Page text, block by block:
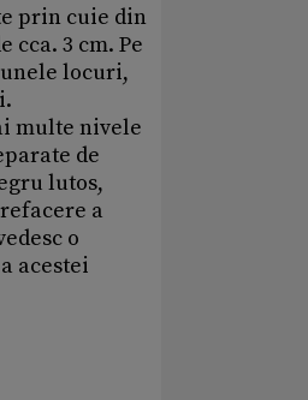
prin cuie din
cca. 3 cm. Pe
locuri,
multe nivele
de
lutos,
a
o
acestei